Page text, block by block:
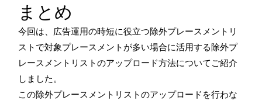
まとめ
今回は、広告運用の時短に役立つ除外プレースメントリ
ストで対象プレースメントが多い場合に活用する除外プ
レースメントリストのアップロード方法についてご紹介
しました。
この除外プレースメントリストのアップロードを行わな